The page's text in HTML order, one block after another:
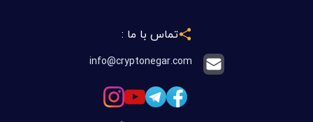
تماس با ما :
info@cryptonegar.com